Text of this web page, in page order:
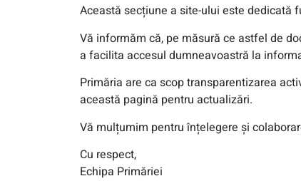
Această secțiune a site-ului este dedicată
Vă informăm că, pe măsură ce astfel de
a facilita accesul dumneavoastră la
Primăria are ca scop transparentizarea
această pagină pentru actualizări.
Vă mulțumim pentru înțelegere și
Cu respect,
Echipa Primăriei